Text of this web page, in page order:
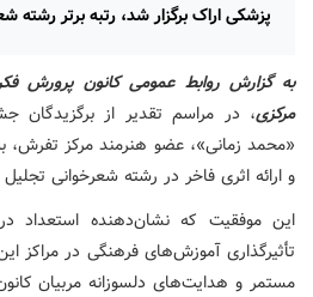
پزشکی اراک برگزار شد، رتبه برتر رشته
به گزارش روابط عمومی کانون پرورش
مرکزی، در مراسم تقدیر از برگزیدگان
«محمد زمانی»، عضو هنرمند مرکز تفرش،
و ارائه اثری فاخر در رشته شعرخوانی
این موفقیت که نشان‌دهنده استعداد
تأثیرگذاری آموزش‌های فرهنگی در مراکز
مستمر و هدایت‌های دلسوزانه مربیان